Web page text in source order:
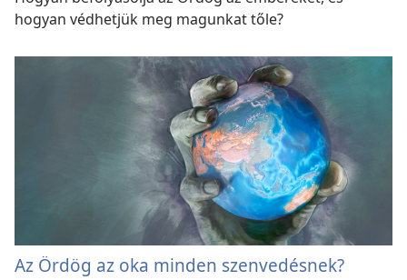
hogyan védhetjük meg magunkat tőle?
Az Ördög az oka minden szenvedésnek?